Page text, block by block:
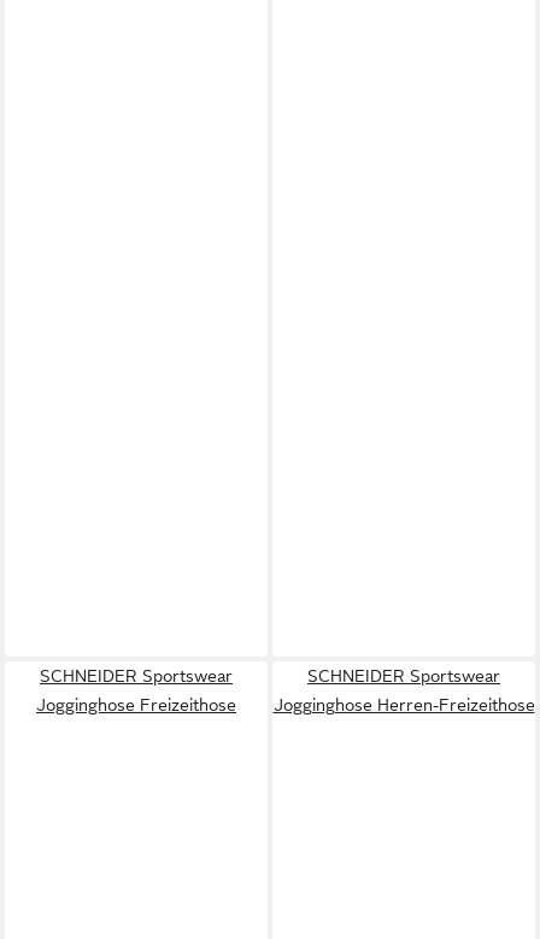
SCHNEIDER Sportswear
Jogginghose Freizeithose
SCHNEIDER Sportswear
Jogginghose Herren-Freizeithose